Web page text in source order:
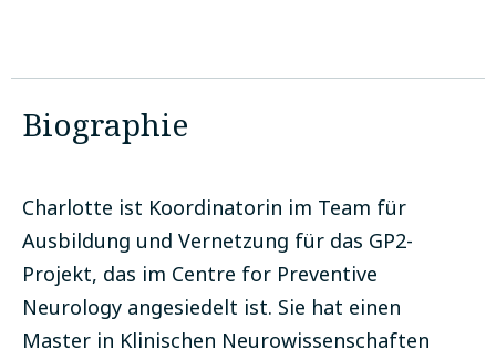
Biographie
Charlotte ist Koordinatorin im Team für
Ausbildung und Vernetzung für das GP2-
Projekt, das im Centre for Preventive
Neurology angesiedelt ist. Sie hat einen
Master in Klinischen Neurowissenschaften